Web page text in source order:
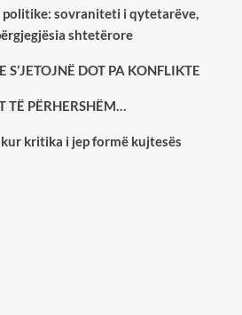
sovraniteti i qytetarëve,
shtetërore
DOT PA KONFLIKTE
TË PËRHERSHËM…
kritika i jep formë kujtesës